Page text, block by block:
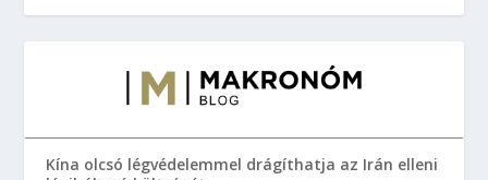
Kína olcsó légvédelemmel drágíthatja az Irán elleni